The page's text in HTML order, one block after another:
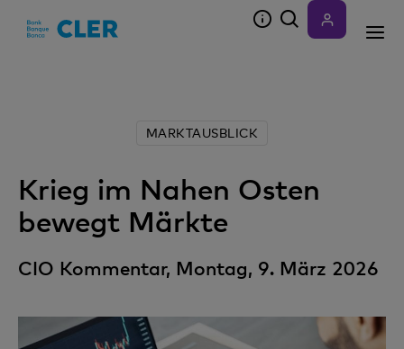
MARKTAUSBLICK
Krieg im Nahen Osten
bewegt Märkte
CIO Kommentar, Montag, 9. März 2026